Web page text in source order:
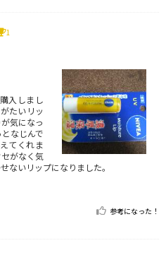
1
入しまし
たいリッ
気になっ
なじんで
てくれま
がなく気
ないリップになりました。
参考になった！